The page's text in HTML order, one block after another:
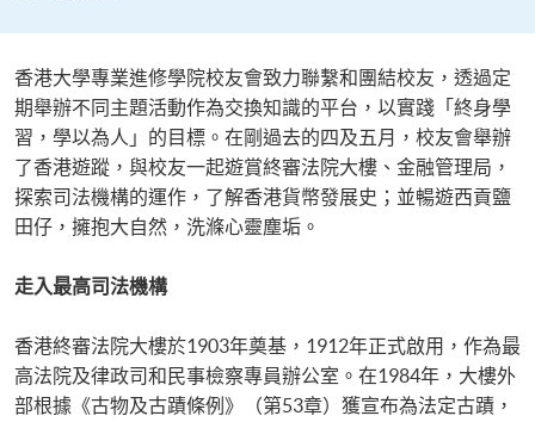
香港大學專業進修學院校友會致力聯繫和團結校友，透過定
期舉辦不同主題活動作為交換知識的平台，以實踐「終身學
習，學以為人」的目標。在剛過去的四及五月，校友會舉辦
了香港遊蹤，與校友一起遊賞終審法院大樓、金融管理局，
探索司法機構的運作，了解香港貨幣發展史；並暢遊西貢鹽
田仔，擁抱大自然，洗滌心靈塵垢。
走入最高司法機構
香港終審法院大樓於1903年奠基，1912年正式啟用，作為最
高法院及律政司和民事檢察專員辦公室。在1984年，大樓外
部根據《古物及古蹟條例》（第53章）獲宣布為法定古蹟，